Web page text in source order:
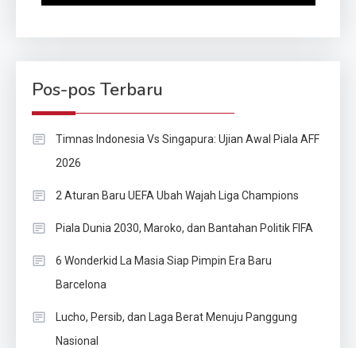
Pos-pos Terbaru
Timnas Indonesia Vs Singapura: Ujian Awal Piala AFF
2026
2 Aturan Baru UEFA Ubah Wajah Liga Champions
Piala Dunia 2030, Maroko, dan Bantahan Politik FIFA
6 Wonderkid La Masia Siap Pimpin Era Baru
Barcelona
Lucho, Persib, dan Laga Berat Menuju Panggung
Nasional